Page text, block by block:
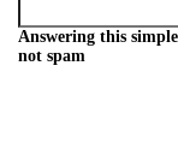
Answering this
not spam